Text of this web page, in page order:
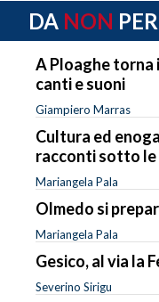
DA NON
A Ploaghe torna
canti e suoni
Giampiero Marras
Cultura ed
racconti sotto
Mariangela Pala
Olmedo si
Mariangela Pala
Gesico, al via la
Severino Sirigu